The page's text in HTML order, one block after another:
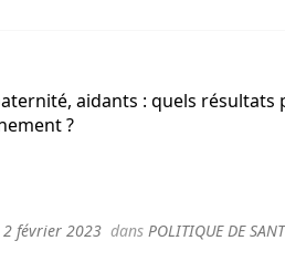
2 février 2023 dans POLITIQUE DE